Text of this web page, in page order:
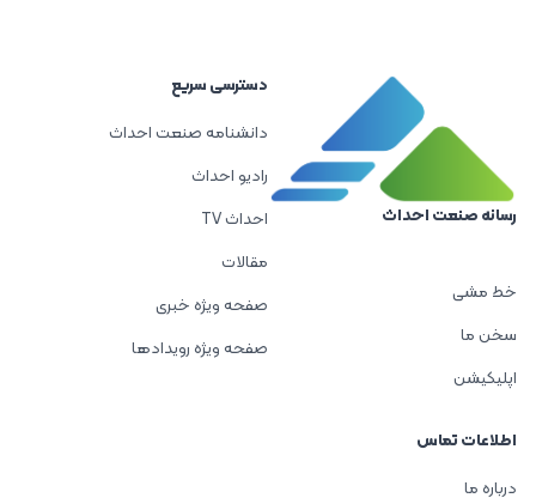
رسانه صنعت احداث
خط مشی
سخن ما
اپلیکیشن
دسترسی سریع
دانشنامه صنعت احداث
رادیو احداث
احداث TV
مقالات
صفحه ویژه خبری
صفحه ویژه رویدادها
اطلاعات تماس
درباره ما